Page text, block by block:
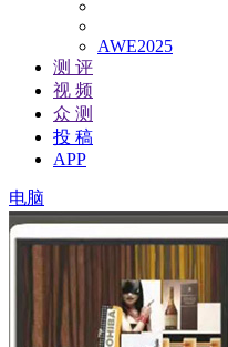
AWE2025
测 评
视 频
众 测
投 稿
APP
电脑